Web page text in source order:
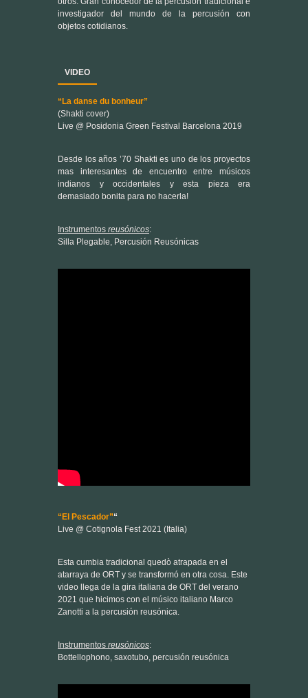
VIDEO
Live @ Posidonia Green Festival Barcelona 2019
Desde los años ’70 Shakti es uno de los proyectos
mas interesantes de encuentro entre músicos
indianos y occidentales y esta pieza era
Instrumentosreusónicos :
Silla Plegable, Percusión Reusónicas
Live @ Cotignola Fest 2021 (Italia)
atarraya de ORT y se transformó en otra cosa. Este
video llega de la gira italiana de ORT del verano
Zanotti a la percusión reusónica.
Instrumentosreusónicos:
Bottellophono, saxotubo, percusión reusónica